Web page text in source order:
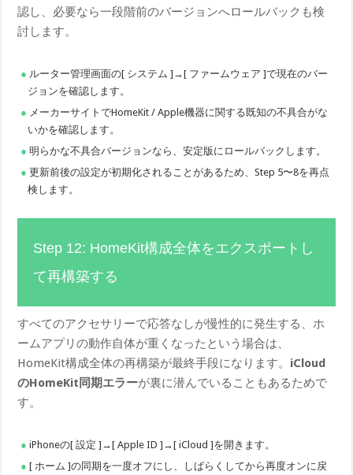
認し、必要なら一段階前のバージョンへロールバックも検
討します。
ルーター管理画面の[ システム ]→[ ファームウェア ]で現在のバー
ジョンを確認します。
メーカーサイトでHomeKit / Apple機器に関する既知の不具合がな
いかを確認します。
明らかな不具合バージョンなら、安定版にロールバックします。
更新前後の設定が初期化されることがあるため、Step 5〜8を再点
検します。
Step 12: HomeKit構成全体をエクスポートし
て再構築する
すべてのアクセサリーで応答なしが慢性的に発生する、ホ
ームアプリの動作自体が重くなったという場合は、
HomeKit構成全体の再構築が最終手段になります。 iCloud
のHomeKit同期エラーが裏に潜んでいることもあるためで
す。
iPhoneの[ 設定 ]→[ Apple ID ]→[ iCloud ]を開きます。
[ ホーム ]の同期を一度オフにし、しばらくしてから再度オンに戻